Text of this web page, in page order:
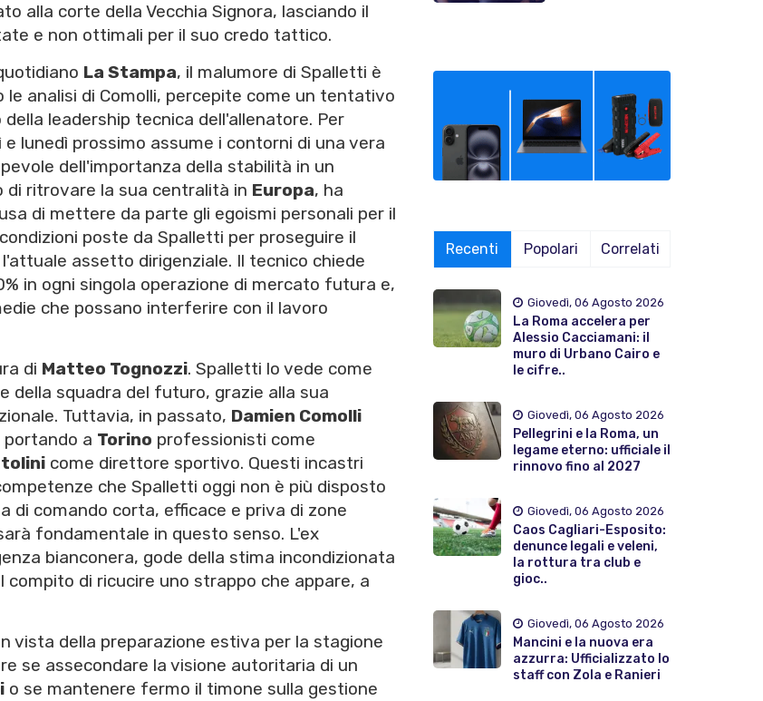
alla corte della Vecchia Signora, lasciando il
e non ottimali per il suo credo tattico.
La Stampa, il malumore di Spalletti è
analisi di Comolli, percepite come un tentativo
leadership tecnica dell'allenatore. Per
lunedì prossimo assume i contorni di una vera
dell'importanza della stabilità in un
di ritrovare la sua centralità in Europa, ha
di mettere da parte gli egoismi personali per il
poste da Spalletti per proseguire il
assetto dirigenziale. Il tecnico chiede
in ogni singola operazione di mercato futura e,
che possano interferire con il lavoro
di Matteo Tognozzi. Spalletti lo vede come
della squadra del futuro, grazie alla sua
Tuttavia, in passato, Damien Comolli
a Torino professionisti come
come direttore sportivo. Questi incastri
che Spalletti oggi non è più disposto
di comando corta, efficace e priva di zone
fondamentale in questo senso. L'ex
bianconera, gode della stima incondizionata
di ricucire uno strappo che appare, a
vista della preparazione estiva per la stagione
se assecondare la visione autoritaria di un
o se mantenere fermo il timone sulla gestione
Recenti Popolari Correlati
Giovedì, 06 Agosto 2026
La Roma accelera per
Alessio Cacciamani: il
muro di Urbano Cairo e
le cifre..
Giovedì, 06 Agosto 2026
Pellegrini e la Roma, un
legame eterno: ufficiale il
rinnovo fino al 2027
Giovedì, 06 Agosto 2026
Caos Cagliari-Esposito:
denunce legali e veleni,
la rottura tra club e
gioc..
Giovedì, 06 Agosto 2026
Mancini e la nuova era
azzurra: Ufficializzato lo
staff con Zola e Ranieri